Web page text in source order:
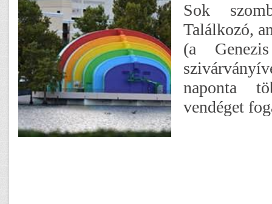
Sok
Találkozó,
(a
naponta
vendéget